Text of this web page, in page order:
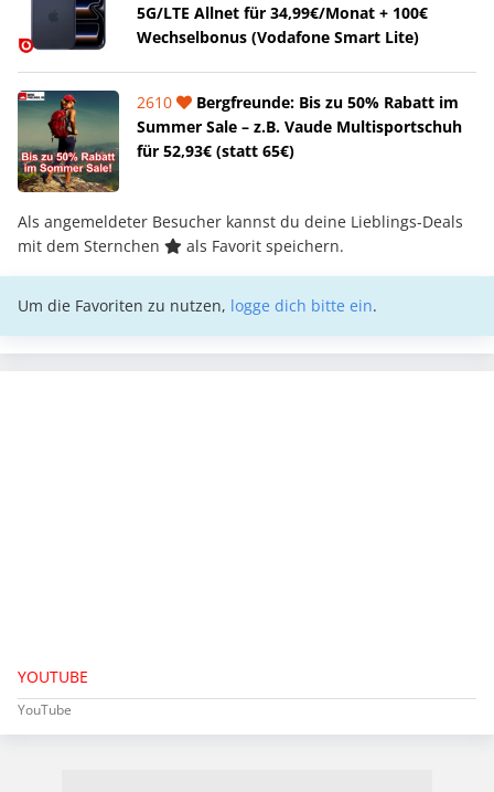
5G/LTE Allnet für 34,99€/Monat + 100€
Wechselbonus (Vodafone Smart Lite)
2610
Bergfreunde: Bis zu 50% Rabatt im
Summer Sale – z.B. Vaude Multisportschuh
für 52,93€ (statt 65€)
Als angemeldeter Besucher kannst du deine Lieblings-Deals
mit dem Sternchen
als Favorit speichern.
Um die Favoriten zu nutzen, logge dich bitte ein.
YOUTUBE
YouTube